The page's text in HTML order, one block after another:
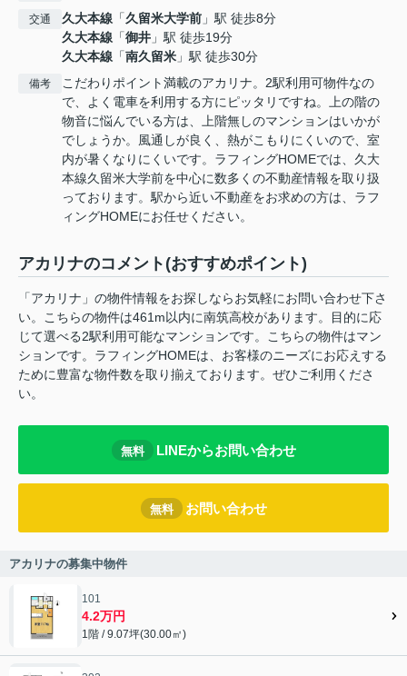
交通 久大本線 「久留米大学前 」駅 徒歩8分
久大本線 「御井 」駅 徒歩19分
久大本線 「南久留米 」駅 徒歩30分
備考
こだわりポイント満載のアカリナ。2駅利用可物件なの
で、よく電車を利用する方にピッタリですね。上の階の
物音に悩んでいる方は、上階無しのマンションはいかが
でしょうか。風通しが良く、熱がこもりにくいので、室
内が暑くなりにくいです。ラフィングHOMEでは、久大
本線久留米大学前を中心に数多くの不動産情報を取り扱
っております。駅から近い不動産をお求めの方は、ラフ
ィングHOMEにお任せください。
アカリナのコメント(おすすめポイント)
「アカリナ」の物件情報をお探しならお気軽にお問い合わせ下さ
い。こちらの物件は461m以内に南筑高校があります。目的に応
じて選べる2駅利用可能なマンションです。こちらの物件はマン
ションです。ラフィングHOMEは、お客様のニーズにお応えする
ために豊富な物件数を取り揃えております。ぜひご利用くださ
い。
無料 LINEからお問い合わせ
無料 お問い合わせ
アカリナの募集中物件
101
4.2万円
1階 / 9.07坪(30.00㎡)